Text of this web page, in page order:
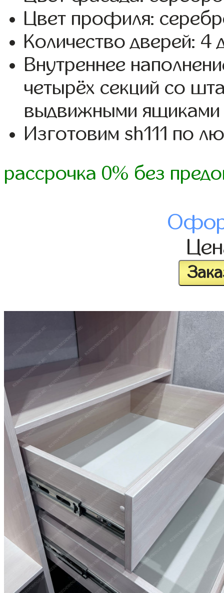
Цвет профиля:
Количество дверей: 4
Внутреннее
четырёх секций со
выдвижными ящиками
Изготовим sh111 по
рассрочка 0% без